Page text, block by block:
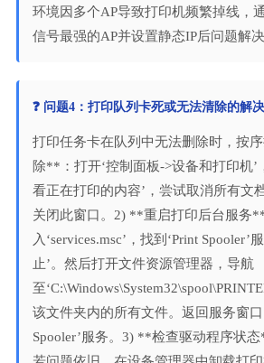
环境因多个AP导致打印机频繁掉线，
信号最强的AP并设置静态IP后问题解决
❓ 问题4：打印队列卡死或无法清除的解
打印任务卡在队列中无法删除时，按
除**：打开‘控制面板->设备和打印机’
看正在打印的内容’，尝试取消所有文
关闭此窗口。2) **重启打印后台服务
入‘services.msc’，找到‘Print Spooler’
止’。然后打开文件资源管理器，导航
至
该文件夹内的所有文件。返回服务窗
Spooler’服务。3) **检查驱动程序状